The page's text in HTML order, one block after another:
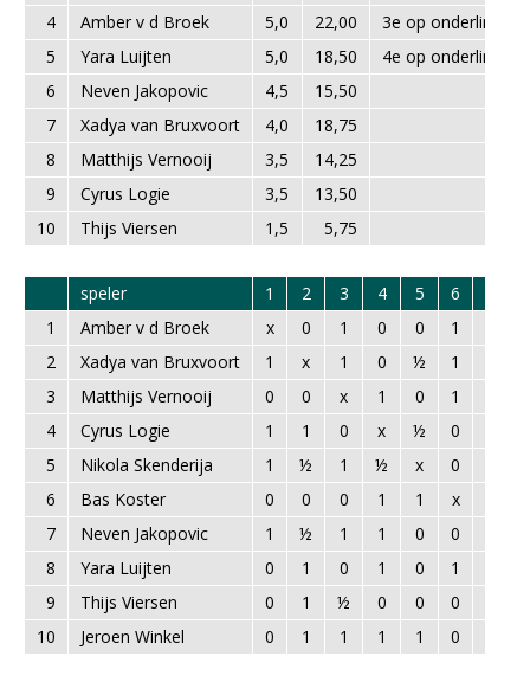
4
Amber v d Broek 5,0 22,00
3e op onderling
5
Yara Luijten 5,0 18,50
4e op onderling
6
Neven Jakopovic 4,5
15,50
7
Xadya van Bruxvoort 4,0
18,75
8
Matthijs Vernooij 3,5
14,25
9
Cyrus Logie 3,5
13,50
10
Thijs Viersen 1,5 5,75
speler 1 2 3 4 5 6
1
Amber v d Broek x 0 1 0 0 1
2
Xadya van Bruxvoort 1 x 1 0 ½ 1
3
Matthijs Vernooij 0 0 x 1 0 1
4
Cyrus Logie 1 1 0 x ½ 0
5
Nikola Skenderija 1 ½ 1 ½ x 0
6
Bas Koster 0 0 0 1 1 x
7
Neven Jakopovic 1 ½ 1 1 0 0
8
Yara Luijten 0 1 0 1 0 1
9
Thijs Viersen 0 1 ½ 0 0 0
10
Jeroen Winkel 0 1 1 1 1 0